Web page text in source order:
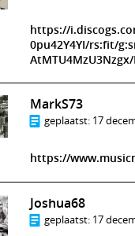
https://
0pu42Y4YI/rs:fit/
MarkS73
geplaatst: 17
https://
Joshua68
geplaatst: 17